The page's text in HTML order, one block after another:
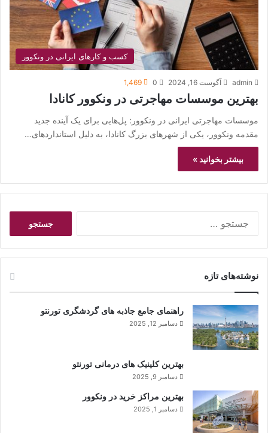
کسب و کارهای ایرانی در ونکوور
admin آگوست 16, 2024 0
1,469
بهترین موسسات مهاجرتی در ونکوور کانادا
موسسات مهاجرتی ایرانی در ونکوور: پل‌هایی برای یک آینده جدید
مقدمه ونکوور، یکی از شهرهای بزرگ کانادا، به دلیل استانداردهای…
بیشتر بخوانید »
ر
ا
ی
نوشته‌های تازه
راهنمای جامع جاذبه های گردشگری تورنتو
دسامبر 12, 2025
بهترین کلینیک های درمانی تورنتو
دسامبر 9, 2025
بهترین مراکز خرید در ونکوور
دسامبر 1, 2025